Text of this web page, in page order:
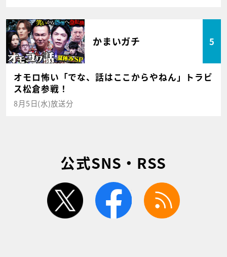
かまいガチ 5
オモロ怖い「でな、話はここからやねん」トラビ
ス松倉参戦！
8月5日(水)放送分
公式SNS・RSS
twitter facebook